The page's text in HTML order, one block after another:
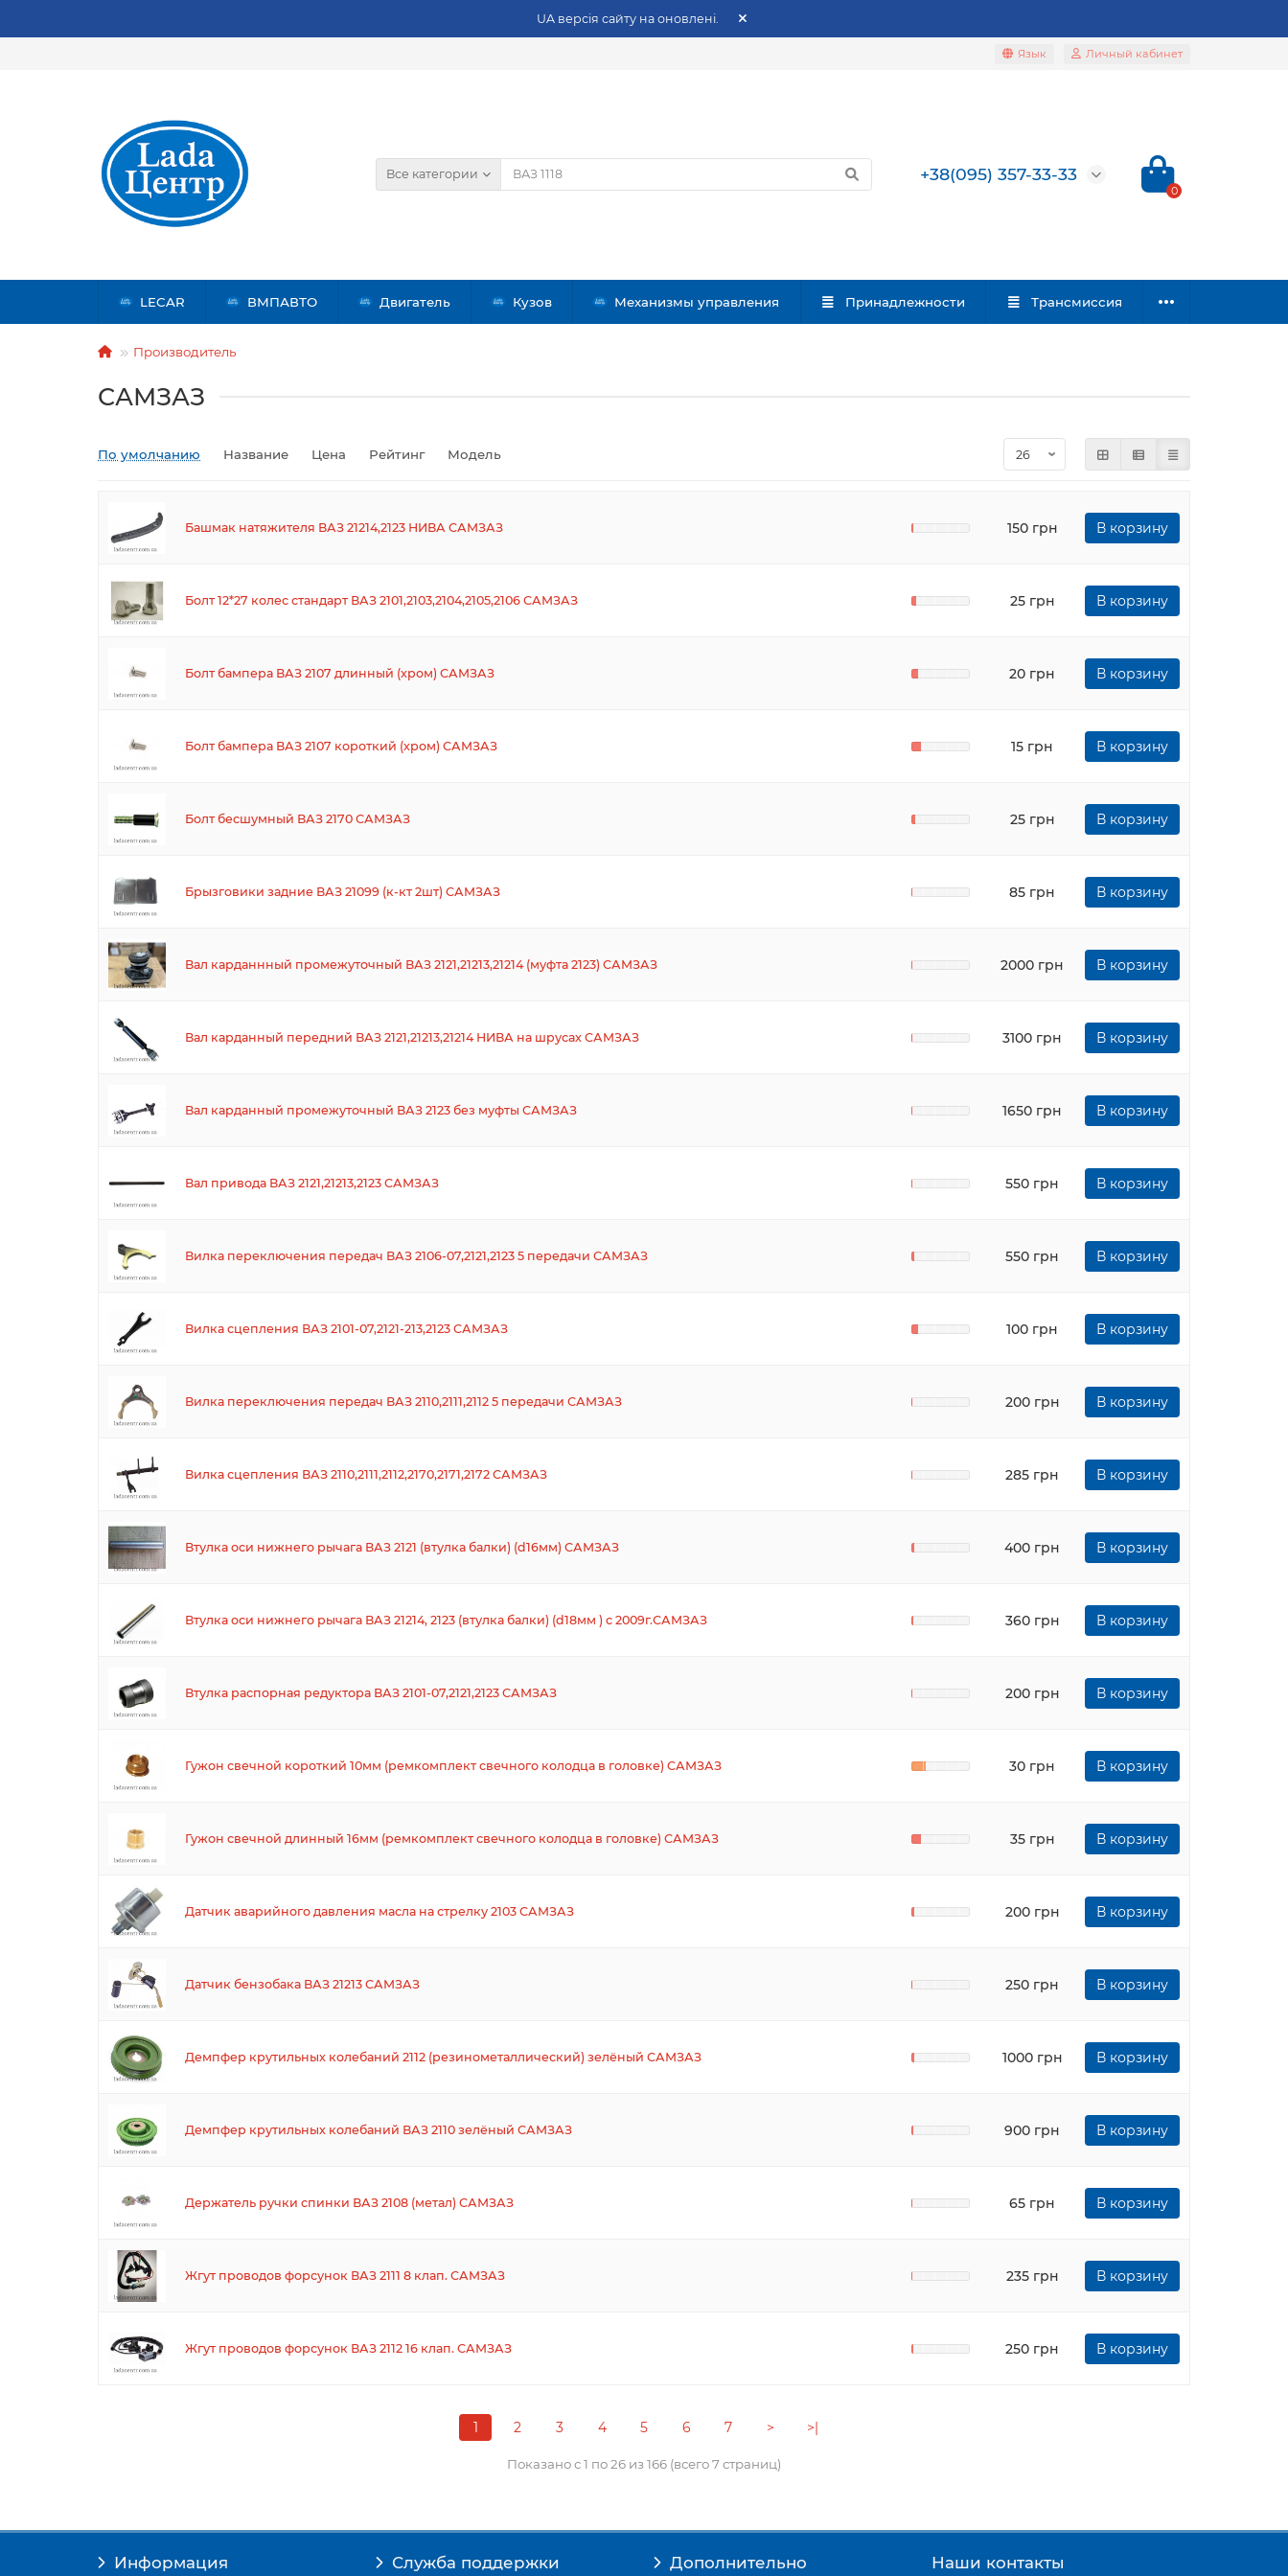
UA версія сайту на оновлені.
Язык Личный кабинет
Все категории +38(095) 357-33-33
0
LECAR ВМПАВТО Двигатель Кузов Механизмы управления Принадлежности Трансмиссия
Производитель
САМЗАЗ
По умолчанию Название Цена Рейтинг Модель
Башмак натяжителя ВАЗ 21214,2123 НИВА САМЗАЗ 150 грн В корзину
Болт 12*27 колес стандарт ВАЗ 2101,2103,2104,2105,2106 САМЗАЗ 25 грн В корзину
Болт бампера ВАЗ 2107 длинный (хром) САМЗАЗ 20 грн В корзину
Болт бампера ВАЗ 2107 короткий (хром) САМЗАЗ 15 грн В корзину
Болт бесшумный ВАЗ 2170 САМЗАЗ 25 грн В корзину
Брызговики задние ВАЗ 21099 (к-кт 2шт) САМЗАЗ 85 грн В корзину
Вал карданнный промежуточный ВАЗ 2121,21213,21214 (муфта 2123) САМЗАЗ 2000 грн В корзину
Вал карданный передний ВАЗ 2121,21213,21214 НИВА на шрусах САМЗАЗ 3100 грн В корзину
Вал карданный промежуточный ВАЗ 2123 без муфты САМЗАЗ 1650 грн В корзину
Вал привода ВАЗ 2121,21213,2123 САМЗАЗ 550 грн В корзину
Вилка переключения передач ВАЗ 2106-07,2121,2123 5 передачи САМЗАЗ 550 грн В корзину
Вилка сцепления ВАЗ 2101-07,2121-213,2123 САМЗАЗ 100 грн В корзину
Вилка переключения передач ВАЗ 2110,2111,2112 5 передачи САМЗАЗ 200 грн В корзину
Вилка сцепления ВАЗ 2110,2111,2112,2170,2171,2172 САМЗАЗ 285 грн В корзину
Втулка оси нижнего рычага ВАЗ 2121 (втулка балки) (d16мм) САМЗАЗ 400 грн В корзину
Втулка оси нижнего рычага ВАЗ 21214, 2123 (втулка балки) (d18мм ) с 2009г.САМЗАЗ 360 грн В корзину
Втулка распорная редуктора ВАЗ 2101-07,2121,2123 САМЗАЗ 200 грн В корзину
Гужон свечной короткий 10мм (ремкомплект свечного колодца в головке) САМЗАЗ 30 грн В корзину
Гужон свечной длинный 16мм (ремкомплект свечного колодца в головке) САМЗАЗ 35 грн В корзину
Датчик аварийного давления масла на стрелку 2103 САМЗАЗ 200 грн В корзину
Датчик бензобака ВАЗ 21213 САМЗАЗ 250 грн В корзину
Демпфер крутильных колебаний 2112 (резинометаллический) зелёный САМЗАЗ 1000 грн В корзину
Демпфер крутильных колебаний ВАЗ 2110 зелёный САМЗАЗ 900 грн В корзину
Держатель ручки спинки ВАЗ 2108 (метал) САМЗАЗ 65 грн В корзину
Жгут проводов форсунок ВАЗ 2111 8 клап. САМЗАЗ 235 грн В корзину
Жгут проводов форсунок ВАЗ 2112 16 клап. САМЗАЗ 250 грн В корзину
1 2 3 4 5 6 7 > >|
Показано с 1 по 26 из 166 (всего 7 страниц)
Информация Служба поддержки Дополнительно Наши контакты